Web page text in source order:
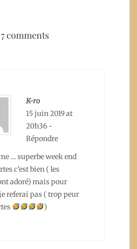
7 comments
K-ro
15 juin 2019 at
20h36 -
Répondre
… superbe week end
c’est bien ( les
adoré) mais pour
referai pas ( trop peur
)